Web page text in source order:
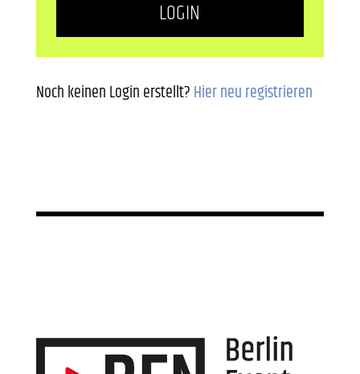
LOGIN
Noch keinen Login erstellt?Hier neu registrieren